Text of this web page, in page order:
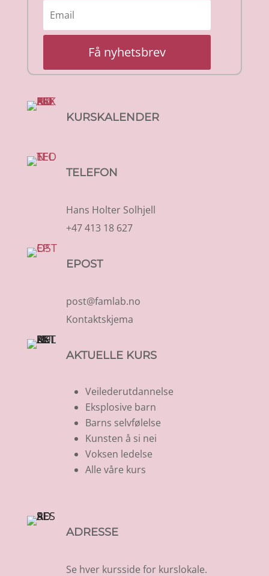
Få nyhetsbrev
KURSKALENDER
TELEFON
Hans Holter Solhjell
+47 413 18 627
EPOST
post@famlab.no
Kontaktskjema
AKTUELLE KURS
Veilederutdannelse
Eksplosive barn
Barns selvfølelse
Kunsten å si nei
Voksen ledelse
Alle våre kurs
ADRESSE
Se hver kursside for kurslokale.